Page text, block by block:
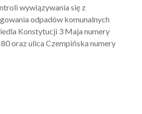
wywiązywania się z
odpadów komunalnych
Konstytucji 3 Maja numery
oraz ulica Czempińska numery